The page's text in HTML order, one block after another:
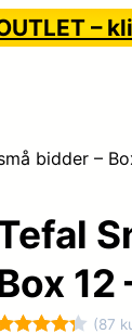
–
bidder –
12
(87